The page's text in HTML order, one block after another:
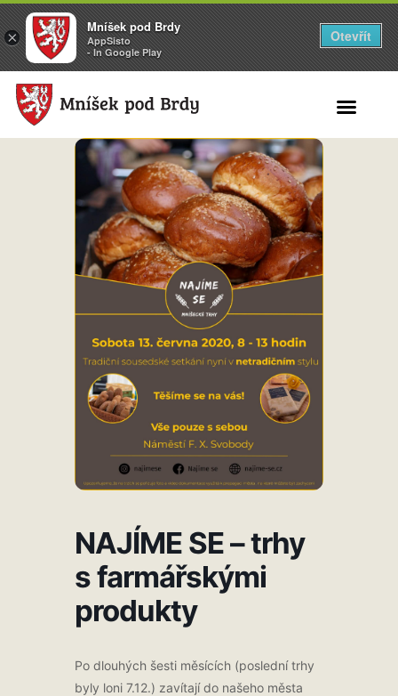
NAJÍME SE – trhy
s farmářskými
produkty
Po dlouhých šesti měsících (poslední trhy
byly loni 7.12.) zavítají do našeho města
×
Mníšek pod Brdy
AppSisto
- In Google Play
Otevřít